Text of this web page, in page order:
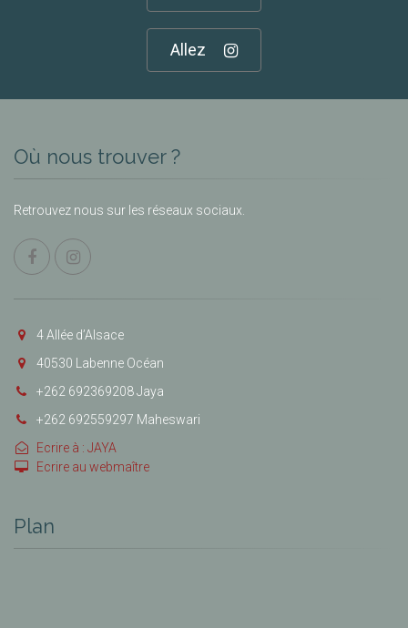
Allez
Où nous trouver ?
Retrouvez nous sur les réseaux sociaux.
4 Allée d’Alsace
40530 Labenne Océan
+262 692369208 Jaya
+262 692559297 Maheswari
Ecrire à : JAYA
Ecrire au webmaître
Plan